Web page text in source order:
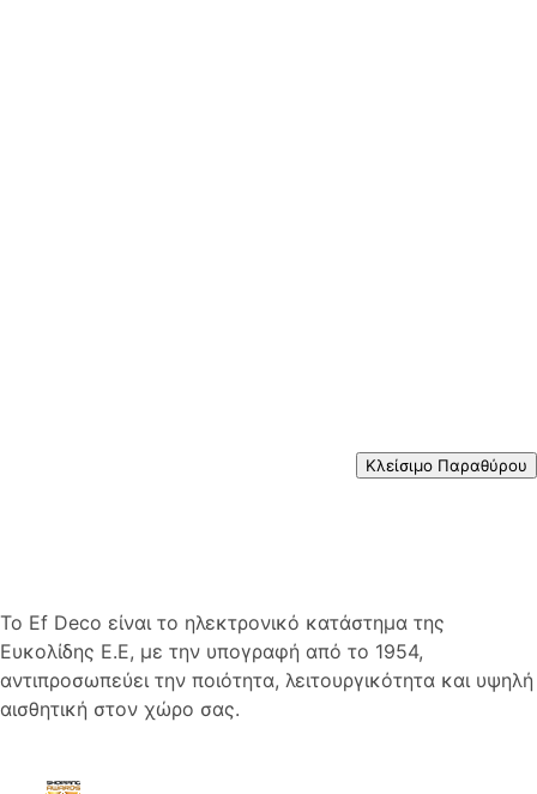
Κλείσιμο Παραθύρου
Το Ef Deco είναι το ηλεκτρονικό κατάστημα της
Ευκολίδης Ε.Ε, με την υπογραφή από το 1954,
αντιπροσωπεύει την ποιότητα, λειτουργικότητα και υψηλή
αισθητική στον χώρο σας.